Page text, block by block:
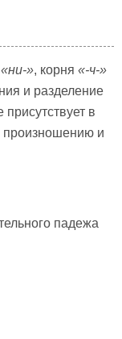
«ни-», корня «-ч-»
и разделение
в
произношению и
падежа